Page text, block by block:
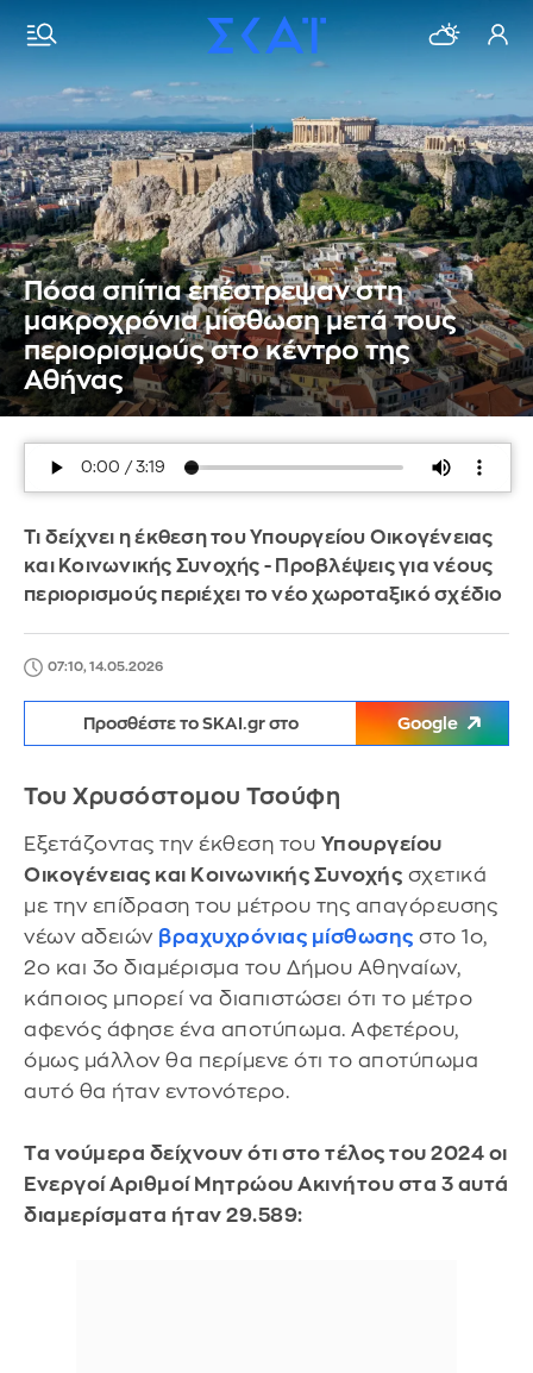
Πόσα σπίτια επέστρεψαν στη
μακροχρόνια μίσθωση μετά τους
περιορισμούς στο κέντρο της
Αθήνας
Τι δείχνει η έκθεση του Υπουργείου Οικογένειας
και Κοινωνικής Συνοχής - Προβλέψεις για νέους
περιορισμούς περιέχει το νέο χωροταξικό σχέδιο
07:10, 14.05.2026
Προσθέστε το SKAI.gr στο Google
Του Χρυσόστομου Τσούφη
Εξετάζοντας την έκθεση του Υπουργείου
Οικογένειας και Κοινωνικής Συνοχής σχετικά
με την επίδραση του μέτρου της απαγόρευσης
νέων αδειών βραχυχρόνιας μίσθωσης στο 1ο,
2ο και 3ο διαμέρισμα του Δήμου Αθηναίων,
κάποιος μπορεί να διαπιστώσει ότι το μέτρο
αφενός άφησε ένα αποτύπωμα. Αφετέρου,
όμως μάλλον θα περίμενε ότι το αποτύπωμα
αυτό θα ήταν εντονότερο.
Τα νούμερα δείχνουν ότι στο τέλος του 2024 οι
Ενεργοί Αριθμοί Μητρώου Ακινήτου στα 3 αυτά
διαμερίσματα ήταν 29.589: